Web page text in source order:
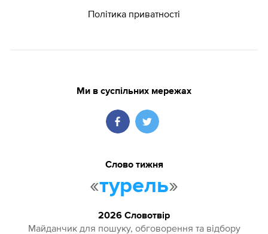
Політика приватності
Ми в суспільних мережах
Слово тижня
«турель»
2026 Словотвір
Майданчик для пошуку, обговорення та відбору